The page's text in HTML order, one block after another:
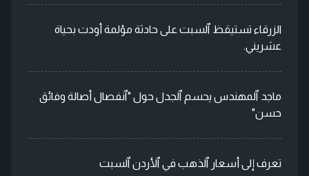
الزرقاء تستيقظ ٱلسبت على حادثة مؤلمة أودت بحياة
عشريني.
ماجد ٱلمهندس يحسم ٱلجدل حول "ٱنفصال أصالة وفائق
حسن"
تعرف إلى أسعار ٱلذهب في ٱلأردن ٱلسبت